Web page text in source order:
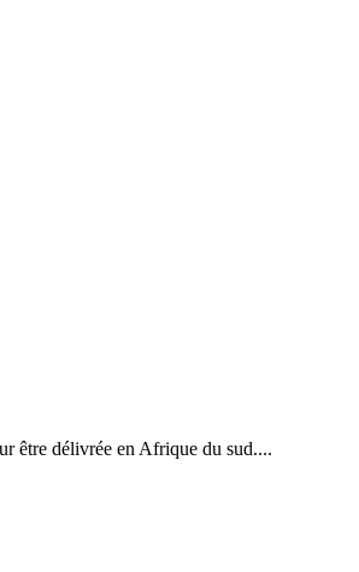
être délivrée en Afrique du sud....